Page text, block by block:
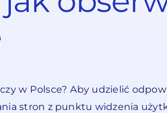
w Polsce? Aby udzielić
stron z punktu widzenia